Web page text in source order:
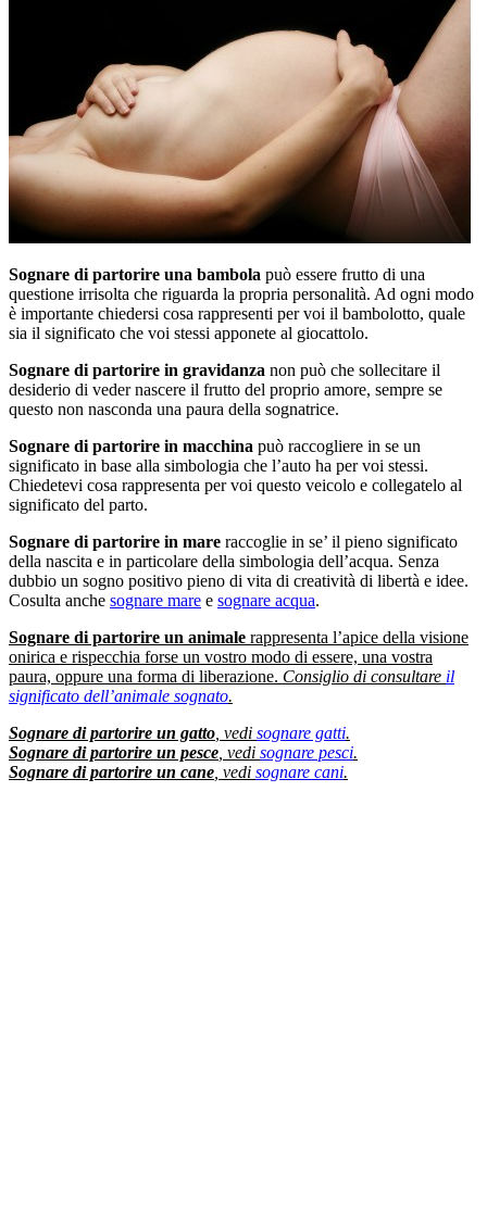
Sognare di partorire una bambola può essere frutto di una
questione irrisolta che riguarda la propria personalità. Ad ogni modo
è importante chiedersi cosa rappresenti per voi il bambolotto, quale
sia il significato che voi stessi apponete al giocattolo.
Sognare di partorire in gravidanza non può che sollecitare il
desiderio di veder nascere il frutto del proprio amore, sempre se
questo non nasconda una paura della sognatrice.
Sognare di partorire in macchina può raccogliere in se un
significato in base alla simbologia che l’auto ha per voi stessi.
Chiedetevi cosa rappresenta per voi questo veicolo e collegatelo al
significato del parto.
Sognare di partorire in mare raccoglie in se’ il pieno significato
della nascita e in particolare della simbologia dell’acqua. Senza
dubbio un sogno positivo pieno di vita di creatività di libertà e idee.
Cosulta anche sognare mare e sognare acqua.
Sognare di partorire un animale rappresenta l’apice della visione
onirica e rispecchia forse un vostro modo di essere, una vostra
paura, oppure una forma di liberazione. Consiglio di consultare il
significato dell’animale sognato.
Sognare di partorire un gatto , vedi sognare gatti.
Sognare di partorire un pesce , vedi sognare pesci.
Sognare di partorire un cane , vedi sognare cani.